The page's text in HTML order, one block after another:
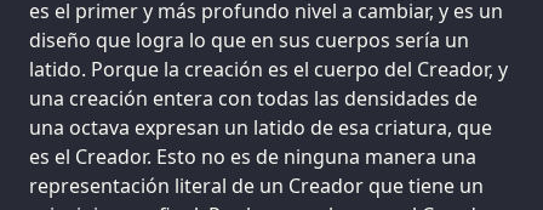
es el primer y más profundo nivel a cambiar, y es un
diseño que logra lo que en sus cuerpos sería un
latido. Porque la creación es el cuerpo del Creador, y
una creación entera con todas las densidades de
una octava expresan un latido de esa criatura, que
es el Creador. Esto no es de ninguna manera una
representación literal de un Creador que tiene un